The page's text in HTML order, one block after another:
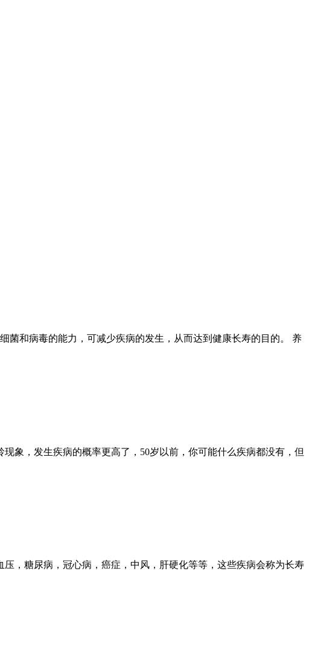
菌和病毒的能力，可减少疾病的发生，从而达到健康长寿的目的。 养
象，发生疾病的概率更高了，50岁以前，你可能什么疾病都没有，但
，糖尿病，冠心病，癌症，中风，肝硬化等等，这些疾病会称为长寿